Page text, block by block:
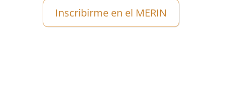
Inscribirme en el MERIN